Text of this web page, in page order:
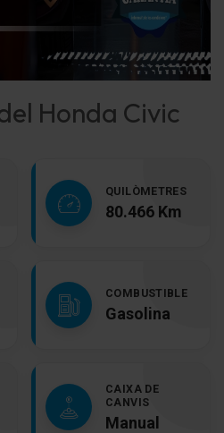
Honda Civic
QUILÒMETRES
80.466 Km
COMBUSTIBLE
Gasolina
CAIXA DE
CANVIS
Manual